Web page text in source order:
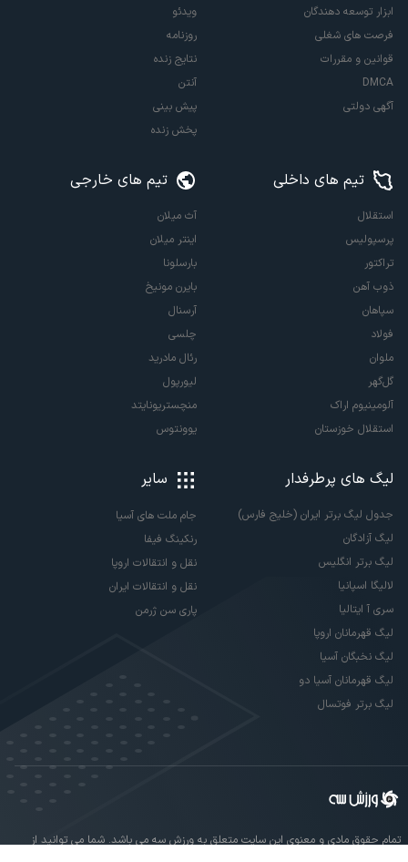
ابزار توسعه دهندگان
فرصت های شغلی
قوانین و مقررات
DMCA
آگهی دولتی
ویدئو
روزنامه
نتایج زنده
آنتن
پیش بینی
پخش زنده
تیم های داخلی
استقلال
پرسپولیس
تراکتور
ذوب آهن
سپاهان
فولاد
ملوان
گل‌گهر
آلومینیوم اراک
استقلال خوزستان
تیم های خارجی
آث میلان
اینتر میلان
بارسلونا
بایرن مونیخ
آرسنال
چلسی
رئال مادرید
لیورپول
منچستریونایتد
یوونتوس
لیگ های پرطرفدار
جدول لیگ برتر ایران (خلیج فارس)
لیگ آزادگان
لیگ برتر انگلیس
لالیگا اسپانیا
سری آ ایتالیا
لیگ قهرمانان اروپا
لیگ نخبگان آسیا
لیگ قهرمانان آسیا دو
لیگ برتر فوتسال
سایر
جام ملت های آسیا
رنکینگ فیفا
نقل و انتقالات اروپا
نقل و انتقالات ایران
پاری سن ژرمن
تمام حقوق مادی و معنوی این سایت متعلق به ورزش سه می باشد. شما می توانید از